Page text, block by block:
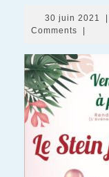
30 juin 2021 30
Comments